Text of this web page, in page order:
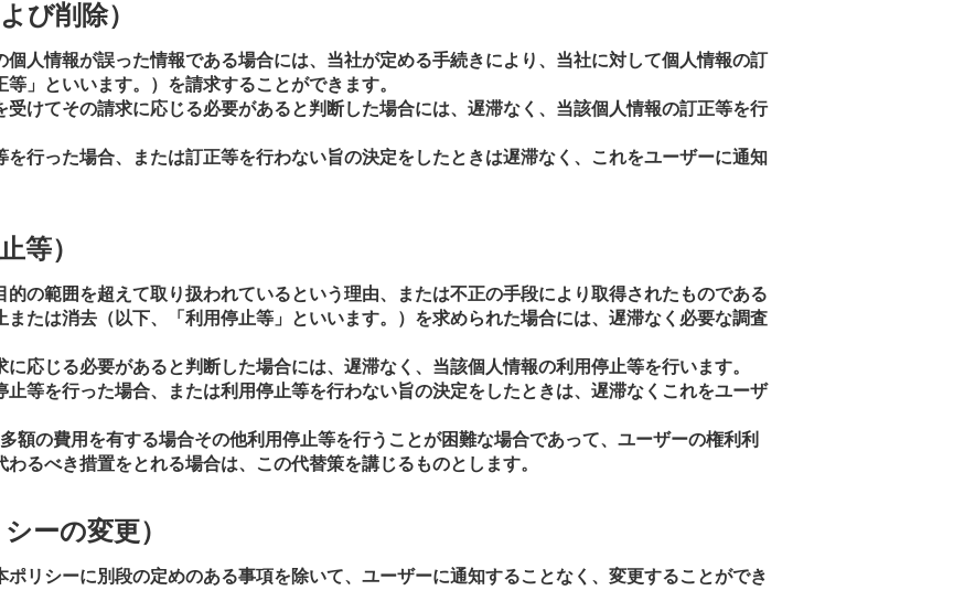
び削除）
人情報が誤った情報である場合には、当社が定める手続きにより、当社に対して個人情報の訂
」といいます。）を請求することができます。
けてその請求に応じる必要があると判断した場合には、遅滞なく、当該個人情報の訂正等を行
行った場合、または訂正等を行わない旨の決定をしたときは遅滞なく、これをユーザーに通知
等）
の範囲を超えて取り扱われているという理由、または不正の手段により取得されたものである
または消去（以下、「利用停止等」といいます。）を求められた場合には、遅滞なく必要な調査
応じる必要があると判断した場合には、遅滞なく、当該個人情報の利用停止等を行います。
等を行った場合、または利用停止等を行わない旨の決定をしたときは、遅滞なくこれをユーザ
額の費用を有する場合その他利用停止等を行うことが困難な場合であって、ユーザーの権利利
るべき措置をとれる場合は、この代替策を講じるものとします。
ーの変更）
リシーに別段の定めのある事項を除いて、ユーザーに通知することなく、変更することができ